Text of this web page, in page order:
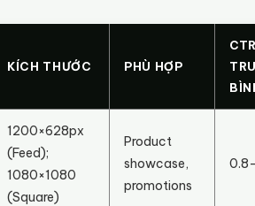
KÍCH THƯỚC PHÙ HỢP
1200×628px
(Feed);
1080×1080
(Square)
Product
showcase,
promotions